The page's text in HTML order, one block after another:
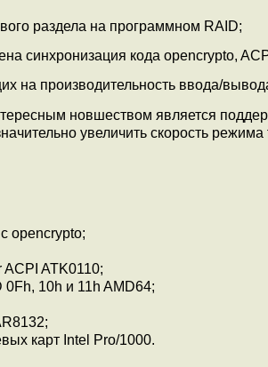
раздела на программном RAID;
синхронизация кода opencrypto,
на производительность ввода/
новшеством является
увеличить скорость
opencrypto;
ATK0110;
10h и 11h AMD64;
карт Intel Pro/1000.